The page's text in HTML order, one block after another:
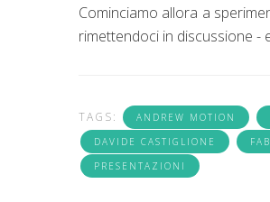
Cominciamo allora a
rimettendoci in discussione -
TAGS: ANDREW MOTION
DAVIDE CASTIGLIONE
PRESENTAZIONI